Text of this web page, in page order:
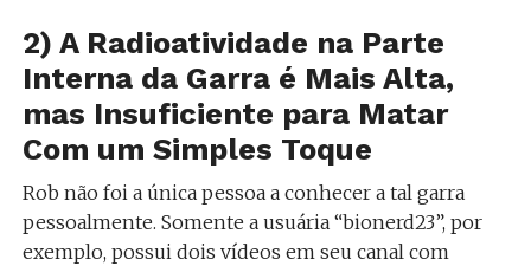
2) A Radioatividade na Parte
Interna da Garra é Mais Alta,
mas Insuficiente para Matar
Com um Simples Toque
Rob não foi a única pessoa a conhecer a tal garra
pessoalmente. Somente a usuária “bionerd23”, por
exemplo, possui dois vídeos em seu canal com